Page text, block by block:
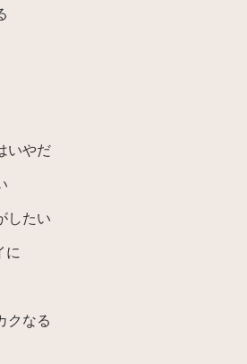
いやだ
したい
に
クなる